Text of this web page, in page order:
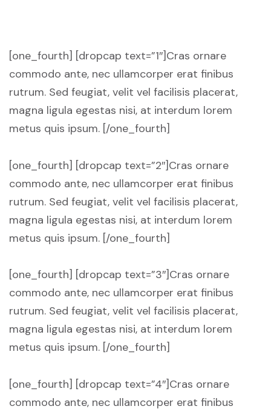
[one_fourth] [dropcap text=”1″]Cras ornare
commodo ante, nec ullamcorper erat finibus
rutrum. Sed feugiat, velit vel facilisis placerat,
magna ligula egestas nisi, at interdum lorem
metus quis ipsum. [/one_fourth]
[one_fourth] [dropcap text=”2″]Cras ornare
commodo ante, nec ullamcorper erat finibus
rutrum. Sed feugiat, velit vel facilisis placerat,
magna ligula egestas nisi, at interdum lorem
metus quis ipsum. [/one_fourth]
[one_fourth] [dropcap text=”3″]Cras ornare
commodo ante, nec ullamcorper erat finibus
rutrum. Sed feugiat, velit vel facilisis placerat,
magna ligula egestas nisi, at interdum lorem
metus quis ipsum. [/one_fourth]
[one_fourth] [dropcap text=”4″]Cras ornare
commodo ante, nec ullamcorper erat finibus